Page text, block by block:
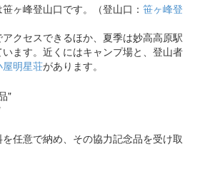
ヶ峰登山口です。（登山口： 笹ヶ峰登
クセスできるほか、夏季は妙高高原駅
ます。近くにはキャンプ場と、登山者
屋明星荘があります。
任意で納め、その協力記念品を受け取